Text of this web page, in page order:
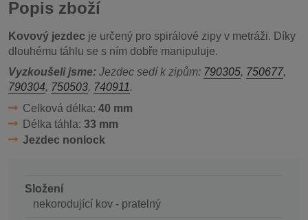
Popis zboží
Kovový jezdec je určený pro spirálové zipy v metráži. Díky
dlouhému táhlu se s ním dobře manipuluje.
Vyzkoušeli jsme: Jezdec sedí k zipům: 790305, 750677,
790304, 750503, 740911.
Celková délka: 40 mm
Délka táhla: 33 mm
Jezdec nonlock
Složení
nekorodující kov - pratelný